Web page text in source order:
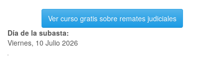
Ver curso gratis sobre remates judiciales
Día de la subasta:
Viernes, 10 Julio 2026